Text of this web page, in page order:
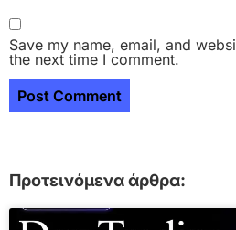
Save my name, email, and
the next time I comment.
Προτεινόμενα άρθρα: